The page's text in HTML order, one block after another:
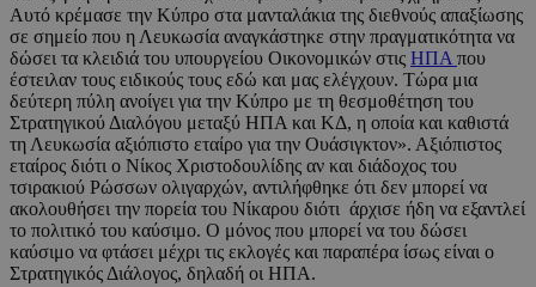
Αυτό κρέμασε την Κύπρο στα μανταλάκια της διεθνούς απαξίωσης
σε σημείο που η Λευκωσία αναγκάστηκε στην πραγματικότητα να
δώσει τα κλειδιά του υπουργείου Οικονομικών στις ΗΠΑ που
έστειλαν τους ειδικούς τους εδώ και μας ελέγχουν. Τώρα μια
δεύτερη πύλη ανοίγει για την Κύπρο με τη θεσμοθέτηση του
Στρατηγικού Διαλόγου μεταξύ ΗΠΑ και ΚΔ, η οποία και καθιστά
τη Λευκωσία αξιόπιστο εταίρο για την Ουάσιγκτον». Αξιόπιστος
εταίρος διότι ο Νίκος Χριστοδουλίδης αν και διάδοχος του
τσιρακιού Ρώσσων ολιγαρχών, αντιλήφθηκε ότι δεν μπορεί να
ακολουθήσει την πορεία του Νίκαρου διότι άρχισε ήδη να εξαντλεί
το πολιτικό του καύσιμο. Ο μόνος που μπορεί να του δώσει
καύσιμο να φτάσει μέχρι τις εκλογές και παραπέρα ίσως είναι ο
Στρατηγικός Διάλογος, δηλαδή οι ΗΠΑ.